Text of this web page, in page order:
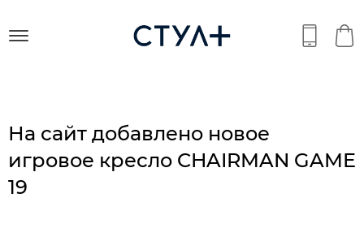
На сайт добавлено новое
игровое кресло CHAIRMAN GAME
19